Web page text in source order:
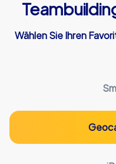
Wählen Sie Ihren